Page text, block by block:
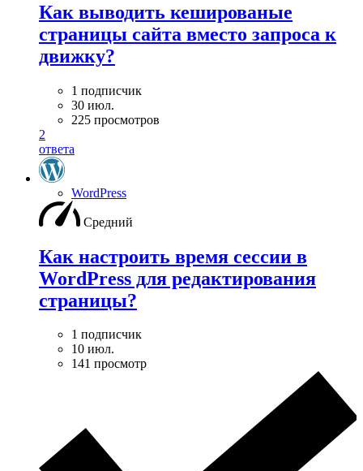
Как выводить кешированые
страницы сайта вместо запроса к
движку?
1 подписчик
30 июл.
225 просмотров
2
ответа
WordPress
Средний
Как настроить время сессии в
WordPress для редактирования
страницы?
1 подписчик
10 июл.
141 просмотр